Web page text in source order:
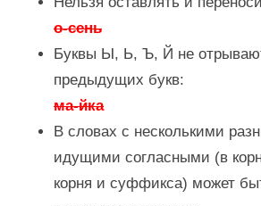
о-сень
Буквы Ы, Ь, Ъ, Й не
предыдущих букв:
ма-йка
В словах с несколькими
идущими согласными (в
корня и суффикса) может